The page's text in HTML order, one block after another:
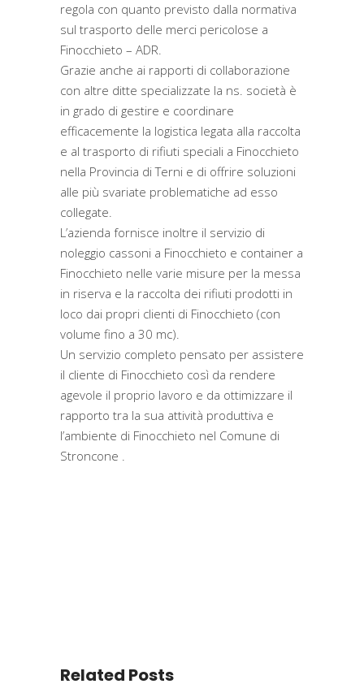
regola con quanto previsto dalla normativa
sul trasporto delle merci pericolose a
Finocchieto – ADR.
Grazie anche ai rapporti di collaborazione
con altre ditte specializzate la ns. società è
in grado di gestire e coordinare
efficacemente la logistica legata alla raccolta
e al trasporto di rifiuti speciali a Finocchieto
nella Provincia di Terni e di offrire soluzioni
alle più svariate problematiche ad esso
collegate.
L’azienda fornisce inoltre il servizio di
noleggio cassoni a Finocchieto e container a
Finocchieto nelle varie misure per la messa
in riserva e la raccolta dei rifiuti prodotti in
loco dai propri clienti di Finocchieto (con
volume fino a 30 mc).
Un servizio completo pensato per assistere
il cliente di Finocchieto così da rendere
agevole il proprio lavoro e da ottimizzare il
rapporto tra la sua attività produttiva e
l’ambiente di Finocchieto nel Comune di
Stroncone .
Related Posts